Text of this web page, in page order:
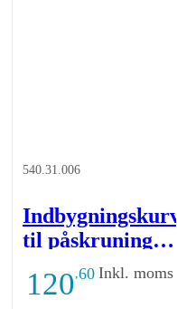
Indbygningskurv
til påskruning -
340x120x100 -
Hvid
540.31.006
120,60 Inkl. moms